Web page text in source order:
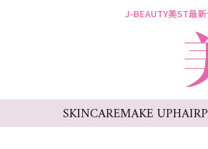
J-BEAUTY美ST最
SKINCAREMAKE UPHAIR